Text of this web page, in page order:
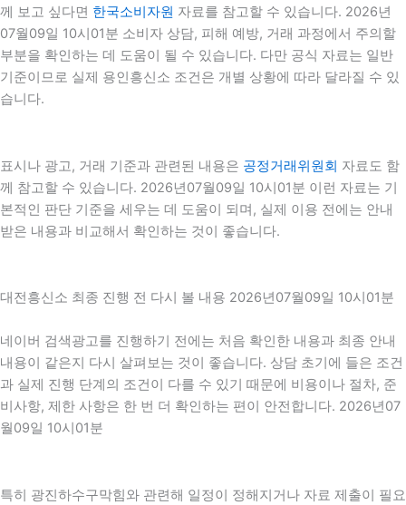
께 보고 싶다면 한국소비자원 자료를 참고할 수 있습니다. 2026년
07월09일 10시01분 소비자 상담, 피해 예방, 거래 과정에서 주의할
부분을 확인하는 데 도움이 될 수 있습니다. 다만 공식 자료는 일반
기준이므로 실제 용인흥신소 조건은 개별 상황에 따라 달라질 수 있
습니다.
표시나 광고, 거래 기준과 관련된 내용은 공정거래위원회 자료도 함
께 참고할 수 있습니다. 2026년07월09일 10시01분 이런 자료는 기
본적인 판단 기준을 세우는 데 도움이 되며, 실제 이용 전에는 안내
받은 내용과 비교해서 확인하는 것이 좋습니다.
대전흥신소 최종 진행 전 다시 볼 내용 2026년07월09일 10시01분
네이버 검색광고를 진행하기 전에는 처음 확인한 내용과 최종 안내
내용이 같은지 다시 살펴보는 것이 좋습니다. 상담 초기에 들은 조건
과 실제 진행 단계의 조건이 다를 수 있기 때문에 비용이나 절차, 준
비사항, 제한 사항은 한 번 더 확인하는 편이 안전합니다. 2026년07
월09일 10시01분
특히 광진하수구막힘와 관련해 일정이 정해지거나 자료 제출이 필요